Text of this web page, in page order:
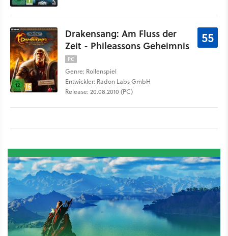
Drakensang: Am Fluss der
Zeit - Phileassons Geheimnis
PC
Genre: Rollenspiel
Entwickler: Radon Labs GmbH
Release: 20.08.2010 (PC)
55